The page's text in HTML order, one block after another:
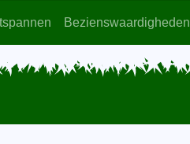
Bezienswaardigheden